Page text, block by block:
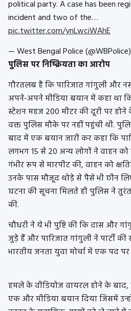
political party. A case has been
incident and two of the…
pic.twitter.com/ynLwciWAhE
— West Bengal Police (@WBPolice)
पुलिस पर निष्क्रियता का आरोप
गौरतलब है कि पारिजात गांगुली और
अपने-अपने मीडिया बयान में कहा था
स्टेशन महज 200 मीटर की दूरी पर
वक्त पुलिस मौके पर नहीं पहुंची थी.
बाद में एक बयान जारी कर कहा कि
लगभग 15 से 20 अन्य लोगों ने वाहन को
गंभीर रूप से मारपीट की, वाहन को
उनके पास मौजूद थोड़े से पैसे भी छीन
घटना की सूचना मिलते ही पुलिस ने
की.
चौधरी ने ये भी पुष्टि की कि दास और
जुड़े हैं और पारिजात गांगुली ने पार्टी की
भारतीय जनता युवा मोर्चा में एक पद
हमले के वीडियोज वायरल होने के बाद,
एक और मीडिया बयान दिया जिसमें